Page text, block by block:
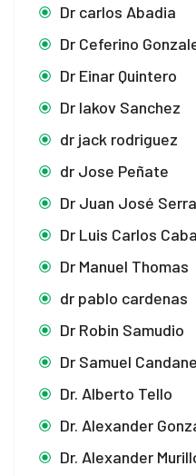
Dr carlos Abadia
Dr Ceferino
Dr Einar Quintero
Dr Iakov Sanchez
dr jack rodriguez
dr Jose Peñate
Dr Juan José
Dr Luis Carlos
Dr Manuel Thomas
dr pablo cardenas
Dr Robin Samudio
Dr Samuel
Dr. Alberto Tello
Dr. Alexander
Dr. Alexander